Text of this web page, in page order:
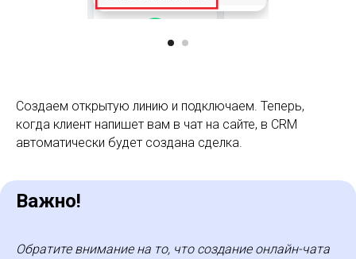
Создаем открытую линию и подключаем. Теперь,
когда клиент напишет вам в чат на сайте, в CRM
автоматически будет создана сделка.
Важно!
Обратите внимание на то, что создание онлайн-чата